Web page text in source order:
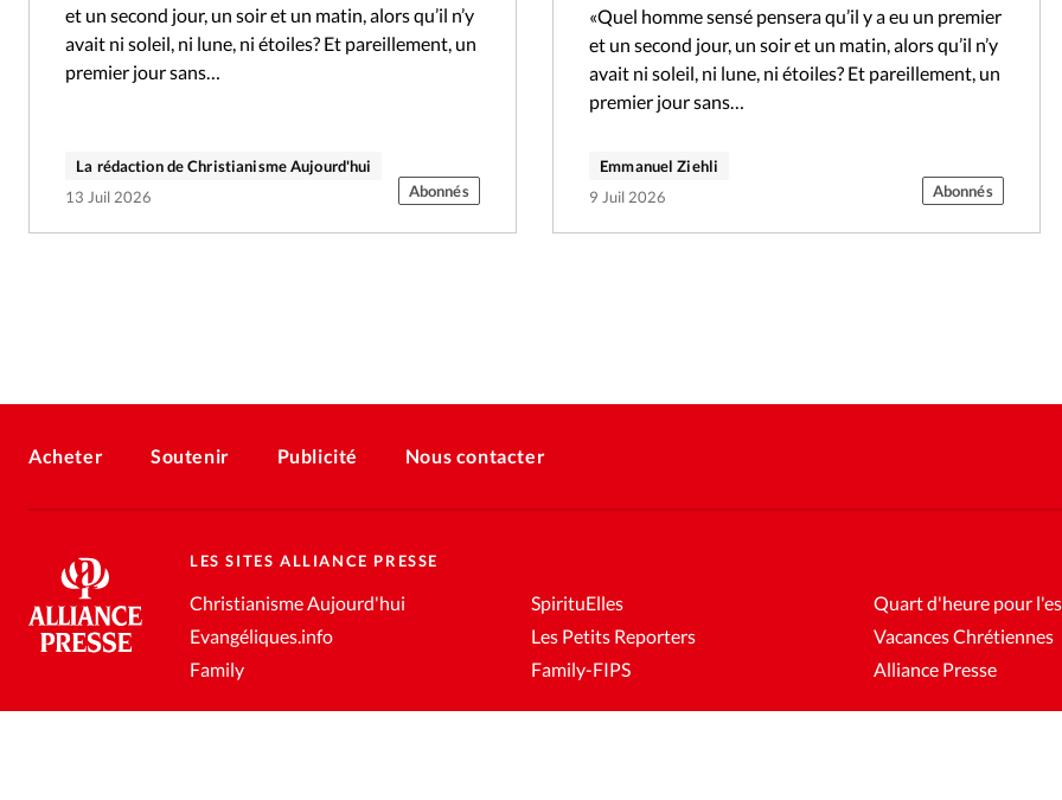
et un second jour, un soir et un matin, alors qu’il n’y
avait ni soleil, ni lune, ni étoiles? Et pareillement, un
premier jour sans…
La rédaction de Christianisme Aujourd'hui
13 Juil 2026
Abonnés
«Quel homme sensé pensera qu’il y a eu un premier
et un second jour, un soir et un matin, alors qu’il n’y
avait ni soleil, ni lune, ni étoiles? Et pareillement, un
premier jour sans…
Emmanuel Ziehli
9 Juil 2026
Abonnés
Acheter Soutenir Publicité Nous contacter
LES SITES ALLIANCE PRESSE
Christianisme Aujourd'hui
Evangéliques.info
Family
SpirituElles
Les Petits Reporters
Family-FIPS
Quart d'heure pour
Vacances Chrétiennes
Alliance Presse